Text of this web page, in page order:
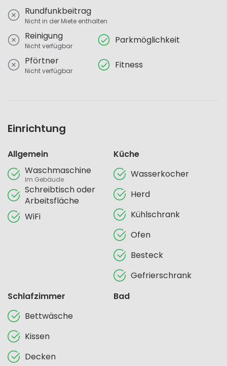
Rundfunkbeitrag
Nicht in der Miete enthalten
Reinigung
Nicht verfügbar
Parkmöglichkeit
Pförtner
Nicht verfügbar
Fitness
Einrichtung
Allgemein
Waschmaschine
Im Gebäude
Schreibtisch oder
Arbeitsfläche
WiFi
Küche
Wasserkocher
Herd
Kühlschrank
Ofen
Besteck
Gefrierschrank
Schlafzimmer
Bettwäsche
Kissen
Decken
Bad